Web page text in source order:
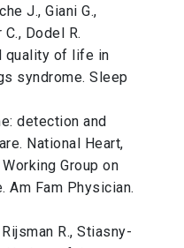
J., Giani G.,
Dodel R.
quality of life in
syndrome. Sleep
detection and
National Heart,
Group on
Am Fam Physician.
R., Stiasny-